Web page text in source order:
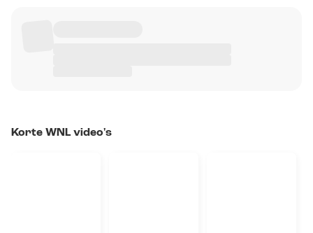
Korte WNL video's